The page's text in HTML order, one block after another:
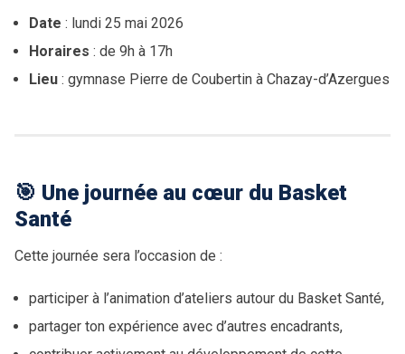
Masters AuRA 3×3
Miss Match
Tournoi des Étoiles
Tournoi Inter-Pôles U15
Formation joueur (Pôle Espoirs)
Formation entraîneur
Surclassements
Médicale
Date : lundi 25 mai 2026
Horaires : de 9h à 17h
Lieu : gymnase Pierre de Coubertin à Chazay-d’Azergues
🎯 Une journée au cœur du Basket
Santé
Cette journée sera l’occasion de :
participer à l’animation d’ateliers autour du Basket Santé,
partager ton expérience avec d’autres encadrants,